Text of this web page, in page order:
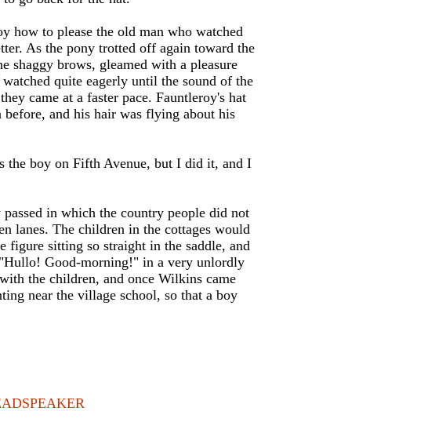
how to please the old man who watched
As the pony trotted off again toward the
shaggy brows, gleamed with a pleasure
quite eagerly until the sound of the
came at a faster pace. Fauntleroy's hat
and his hair was flying about his
the boy on Fifth Avenue, but I did it, and I
in which the country people did not
lanes. The children in the cottages would
sitting so straight in the saddle, and
Good-morning!" in a very unlordly
the children, and once Wilkins came
near the village school, so that a boy